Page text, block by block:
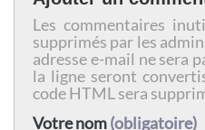
Les commentaires
supprimés par les
adresse e-mail ne sera
la ligne seront
code HTML sera
Votre nom(obligatoire)